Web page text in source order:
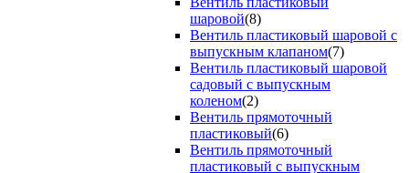
шаровой(8)
Вентиль пластиковый шаровой с
выпускным клапаном(7)
Вентиль пластиковый шаровой
садовый с выпускным
коленом(2)
Вентиль прямоточный
пластиковый(6)
Вентиль прямоточный
пластиковый с выпускным